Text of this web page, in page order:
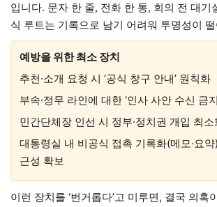
입니다. 문자 한 줄, 전화 한 통, 회의 전 대기
식 루트는 기록으로 남기 어려워 투명성이
예방을 위한 최소 장치
추천·소개 요청 시 ‘공식 창구 안내’ 원칙화
부속·정무 라인에 대한 ‘인사 사안 수신 금
민간단체장 인선 시 정부·정치권 개입 최소
대통령실 내 비공식 접촉 기록화(메모·요
근성 확보
이런 장치를 ‘번거롭다’고 미루면, 결국 의혹